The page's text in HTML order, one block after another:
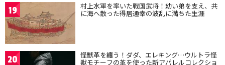
19 村上水軍を率いた戦国武将！幼い弟を支え、共
に海へ散った得居通幸の波乱に満ちた生涯
20 怪獣革を纏う！ダダ、エレキング…ウルトラ怪
獣モチーフの革を使った新アパレルコレクショ